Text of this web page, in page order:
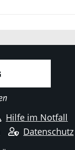
Hilfe im Notfall
Datenschutz